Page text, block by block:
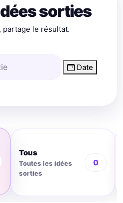
sorties
partage le résultat.
Date
Tous
Toutes les idées
sorties
0